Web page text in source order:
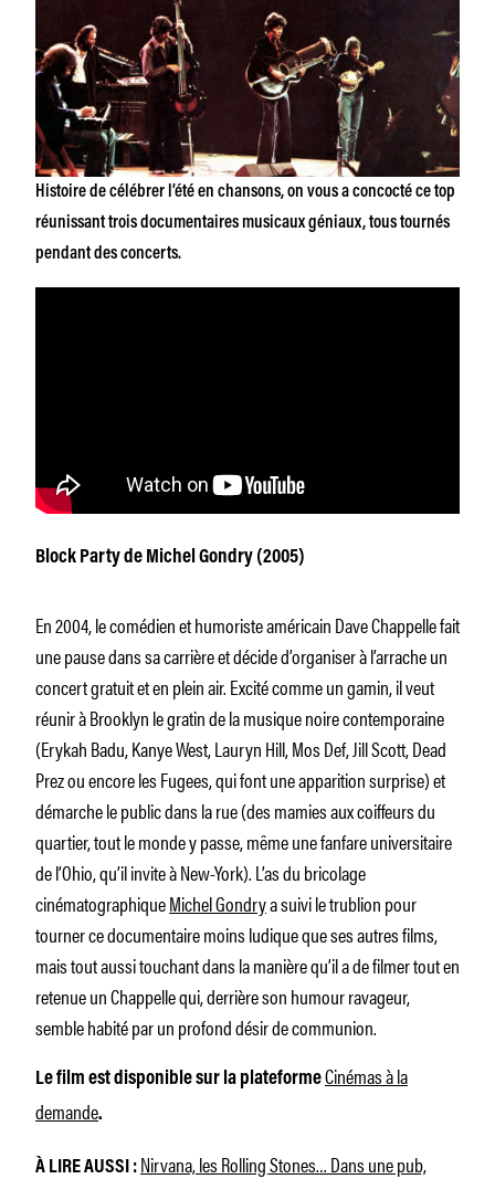
Histoire de célébrer l’été en chansons, on vous a concocté ce top
réunissant trois documentaires musicaux géniaux, tous tournés
pendant des concerts.
Block Partyde Michel Gondry (2005)
En 2004, le comédien et humoriste américain Dave Chappelle fait
une pause dans sa carrière et décide d’organiser à l’arrache un
concert gratuit et en plein air. Excité comme un gamin, il veut
réunir à Brooklyn le gratin de la musique noire contemporaine
(Erykah Badu, Kanye West, Lauryn Hill, Mos Def, Jill Scott, Dead
Prez ou encore les Fugees, qui font une apparition surprise) et
démarche le public dans la rue (des mamies aux coiffeurs du
quartier, tout le monde y passe, même une fanfare universitaire
de l’Ohio, qu’il invite à New-York). L’as du bricolage
cinématographiqueMichel Gondrya suivi le trublion pour
tourner ce documentaire moins ludique que ses autres films,
mais tout aussi touchant dans la manière qu’il a de filmer tout en
retenue un Chappelle qui, derrière son humour ravageur,
semble habité par un profond désir de communion.
Le film est disponible sur la plateformeCinémas à la
demande.
À LIRE AUSSI : Nirvana, les Rolling Stones… Dans une pub,